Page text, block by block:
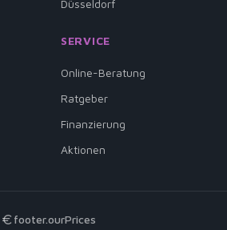
Düsseldorf
SERVICE
Online-Beratung
Ratgeber
Finanzierung
Aktionen
footer.ourPrices